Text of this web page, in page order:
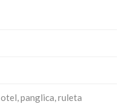
otel,panglica,ruleta